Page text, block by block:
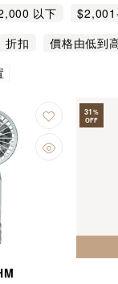
Sanrio 其他熱
以下
折扣 價格由低到
31%
OFF